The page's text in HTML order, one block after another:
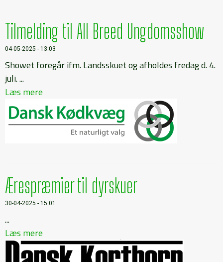
Tilmelding til All Breed Ungdomsshow
04-05-2025 - 13:03
Showet foregår ifm. Landsskuet og afholdes fredag d. 4.
juli. ...
Læs mere
Ærespræmier til dyrskuer
30-04-2025 - 15:01
...
Læs mere